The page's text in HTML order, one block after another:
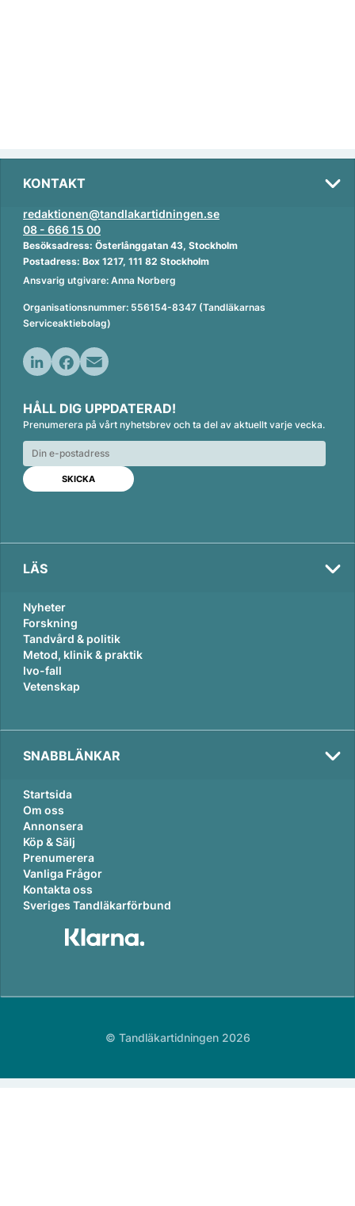
KONTAKT
redaktionen@tandlakartidningen.se
08 - 666 15 00
Besöksadress: Österlånggatan 43, Stockholm
Postadress: Box 1217, 111 82 Stockholm
Ansvarig utgivare: Anna Norberg
Organisationsnummer: 556154-8347 (Tandläkarnas
Serviceaktiebolag)
n
k
e
d
n
c
e
b
o
o
k
a
i
l
HÅLL DIG UPPDATERAD!
Prenumerera på vårt nyhetsbrev och ta del av aktuellt varje vecka.
LÄS
Nyheter
Forskning
Tandvård & politik
Metod, klinik & praktik
Ivo-fall
Vetenskap
SNABBLÄNKAR
Startsida
Om oss
Annonsera
Köp & Sälj
Prenumerera
Vanliga Frågor
Kontakta oss
Sveriges Tandläkarförbund
© Tandläkartidningen 2026